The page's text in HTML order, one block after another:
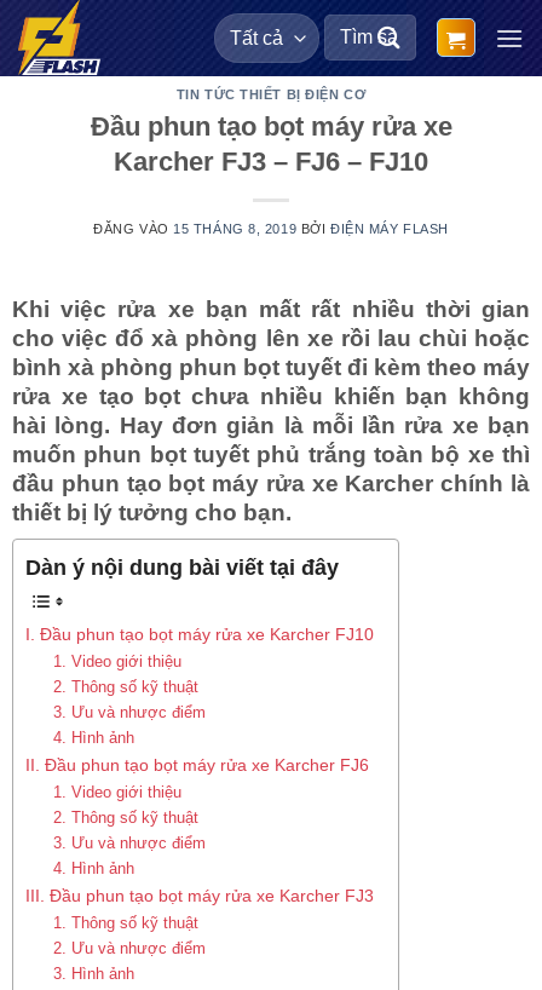
qua
nội
Tìm
kiếm:
TIN TỨC THIẾT BỊ ĐIỆN CƠ
Đầu phun tạo bọt máy rửa xe
Karcher FJ3 – FJ6 – FJ10
ĐĂNG VÀO 15 THÁNG 8, 2019 BỞI ĐIỆN MÁY FLASH
Khi việc rửa xe bạn mất rất nhiều thời gian
cho việc đổ xà phòng lên xe rồi lau chùi hoặc
bình xà phòng phun bọt tuyết đi kèm theo máy
rửa xe tạo bọt chưa nhiều khiến bạn không
hài lòng. Hay đơn giản là mỗi lần rửa xe bạn
muốn phun bọt tuyết phủ trắng toàn bộ xe thì
đầu phun tạo bọt máy rửa xe Karcher chính là
thiết bị lý tưởng cho bạn.
Dàn ý nội dung bài viết tại đây
I. Đầu phun tạo bọt máy rửa xe Karcher FJ10
1. Video giới thiệu
2. Thông số kỹ thuật
3. Ưu và nhược điểm
4. Hình ảnh
II. Đầu phun tạo bọt máy rửa xe Karcher FJ6
1. Video giới thiệu
2. Thông số kỹ thuật
3. Ưu và nhược điểm
4. Hình ảnh
III. Đầu phun tạo bọt máy rửa xe Karcher FJ3
1. Thông số kỹ thuật
2. Ưu và nhược điểm
3. Hình ảnh